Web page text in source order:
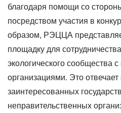
благодаря помощи со
посредством участия в
образом, РЭЦЦА
площадку для
экологического сообщества
организациями. Это
заинтересованных
неправительственных